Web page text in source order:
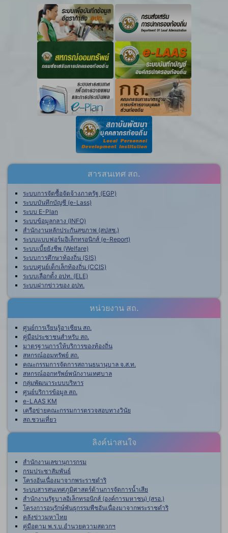
สารสนเทศ สถ.
ระบบการจัดซื้อจัดจ้างภาครัฐ (EGP)
ระบบบันทึกบัญชี (e-Lass)
ระบบ E-Plan
ระบบข้อมูลกลาง (INFO)
สำนักงานหลักประกันสุขภาพ (สปสช.)
ระบบแบบฟอร์มอิเล็กทรอนิกส์ (e-Report)
ระบบเบี้ยยังชีพ (Welfare)
ระบบการศึกษาท้องถิ่น (SIS)
ระบบศูนย์เด็กเล็กท้องถิ่น (CCIS)
ระบบเลือกตั้ง อปท. (ELE)
ระบบฝากข่าวของ อปท.
หน่วยงาน สถ.
ศูนย์การเรียนรู้อาเซียน สถ.
คู่มือประชาชนสำหรับ สถ.
มาตรฐานการให้บริการของท้องถิ่น
สหกรณ์ออมทรัพย์ สถ.
คณะกรรมการจัดการสถานธนานุบาล จ.ส.ท.
สหกรณ์ออกทรัพย์พนักงานเทศบาล
กลุ่มพัฒนาระบบบริหาร
ศูนย์บริการข้อมูล สถ.
e-LAAS KM
เครือข่ายคณะกรรมการตรวจสอบทางวินัย
สถ.ชวนเที่ยว
ลิงค์น่าสนใจ
สำนักงานเลขานุการกรม
กรมประชาสัมพันธ์
โครงอันเนื่องมาจากพระราชดำริ
ระบบสารสนเทศภูมิศาสตร์ด้านการจัดการน้ำเสีย
สำนักงานรัฐบาลอิเล็กทรอนิกส์ (องค์การมหาชน) (สรอ.)
โครงการอนุรักษ์พันธุกรรมพืชอันเนื่องมาจากพระราชดำริ
คลังข่าวมหาไทย
คู่มือตาม พ.ร.บ.อำนวยความสดวกฯ